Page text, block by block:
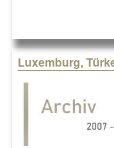
Luxemburg,